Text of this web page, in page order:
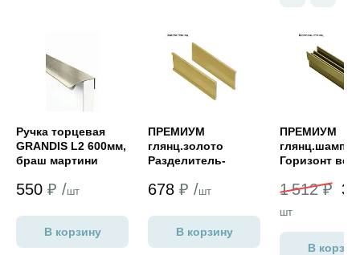
Ручка торцевая
GRANDIS L2 600мм,
браш мартини
550 ₽ /шт
В корзину
ПРЕМИУМ
глянц.золото
Разделитель-
678 ₽ /шт
В корзину
ПРЕМИУМ
Горизонт
1 512 ₽
шт
В